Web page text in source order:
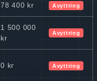
78 400 kr Avyttring
1 500 000
kr
Avyttring
0 kr Avyttring